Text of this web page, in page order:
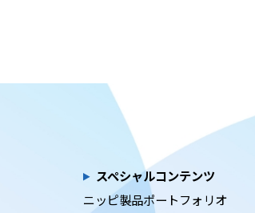
スペシャルコンテンツ
ニッピ製品ポートフォリオ